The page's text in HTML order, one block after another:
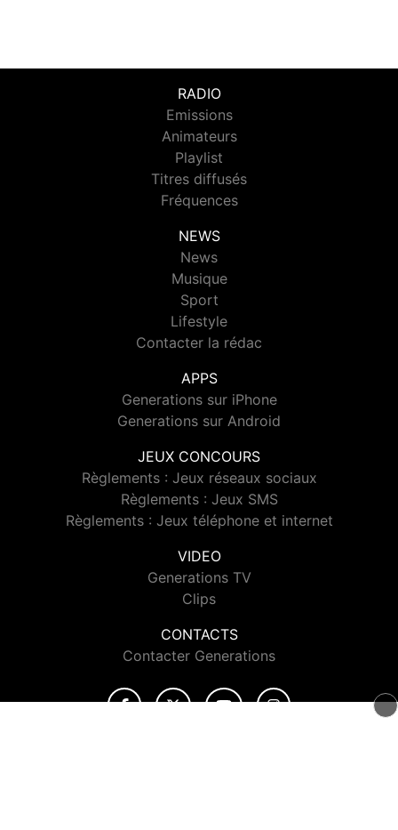
RADIO
Emissions
Animateurs
Playlist
Titres diffusés
Fréquences
NEWS
News
Musique
Sport
Lifestyle
Contacter la rédac
APPS
Generations sur iPhone
Generations sur Android
JEUX CONCOURS
Règlements : Jeux réseaux sociaux
Règlements : Jeux SMS
Règlements : Jeux téléphone et internet
VIDEO
Generations TV
Clips
CONTACTS
Contacter Generations